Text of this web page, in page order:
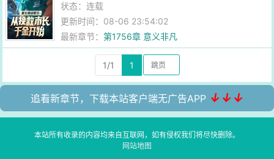
状态：连载
更新时间：08-06 23:54:02
最新章节：第1756章 意义非凡
1/1 1
追看新章节，下载本站客户端无广告APP ↓↓↓
本站所有收录的内容均来自互联网，如有侵权我们将尽快删除。
网站地图